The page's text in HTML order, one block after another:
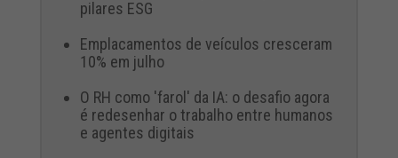
pilares ESG
Emplacamentos de veículos cresceram
10% em julho
O RH como 'farol' da IA: o desafio agora
é redesenhar o trabalho entre humanos
e agentes digitais